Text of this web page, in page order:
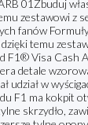
01Zbuduj
zestawowi z
fanów
temu
F1® Visa Cash
detale
udział w
F1 ma kokpit
skrzydło,